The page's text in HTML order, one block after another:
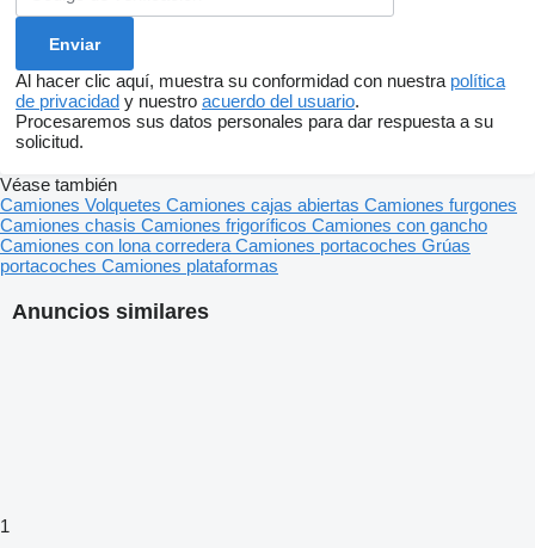
Al hacer clic aquí, muestra su conformidad con nuestra política
de privacidad y nuestro acuerdo del usuario.
Procesaremos sus datos personales para dar respuesta a su
solicitud.
Anuncios similares
1
Véase también
Camiones Volquetes Camiones cajas abiertas Camiones furgones
Camiones chasis Camiones frigoríficos Camiones con gancho
Camiones con lona corredera Camiones portacoches Grúas
portacoches Camiones plataformas